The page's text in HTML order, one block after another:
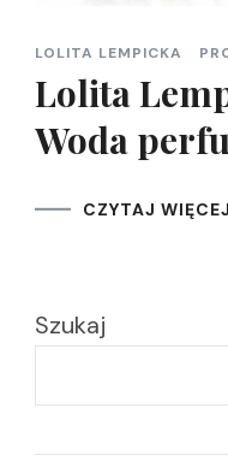
LOLITA LEMPICKA
Lolita
Woda
CZYTAJ WIĘCEJ
Szukaj